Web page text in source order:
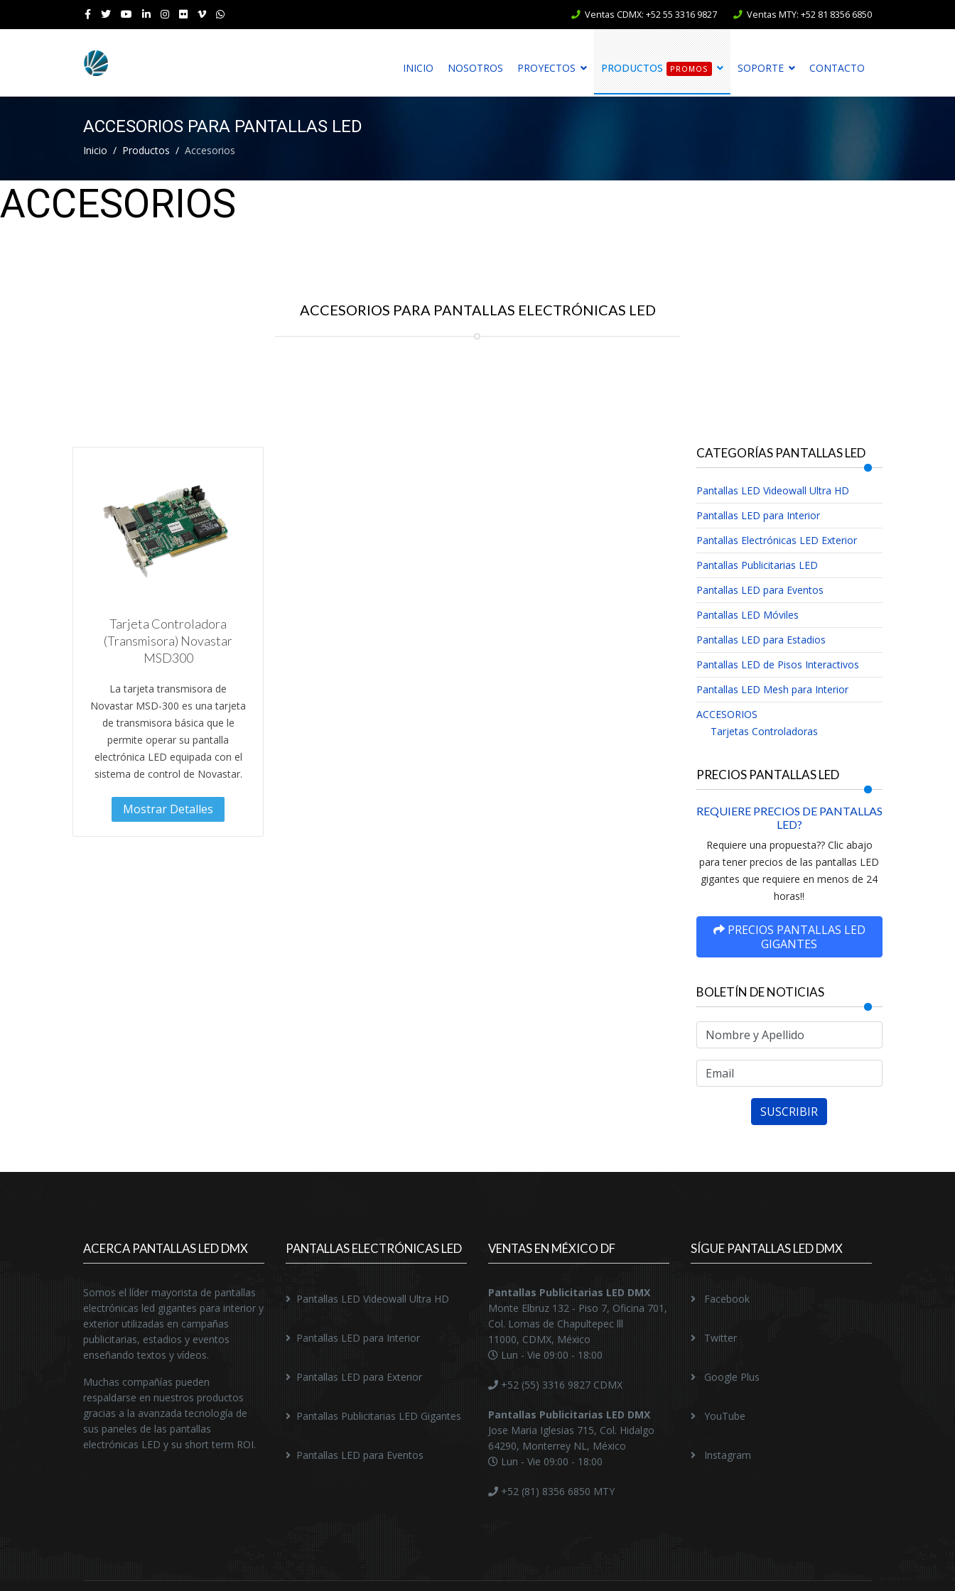
Ventas CDMX: +52 55 3316 9827 Ventas MTY: +52 81 8356 6850
INICIO NOSOTROS PROYECTOS PRODUCTOS PROMOS SOPORTE CONTACTO
ACCESORIOS PARA PANTALLAS LED
Inicio Productos Accesorios
ACCESORIOS
ACCESORIOS PARA PANTALLAS ELECTRÓNICAS LED
Tarjeta Controladora
(Transmisora) Novastar
MSD300
La tarjeta transmisora de
Novastar MSD-300 es una tarjeta
de transmisora básica que le
permite operar su pantalla
electrónica LED equipada con el
sistema de control de Novastar.
Mostrar Detalles
CATEGORÍAS PANTALLAS LED
Pantallas LED Videowall Ultra HD
Pantallas LED para Interior
Pantallas Electrónicas LED Exterior
Pantallas Publicitarias LED
Pantallas LED para Eventos
Pantallas LED Móviles
Pantallas LED para Estadios
Pantallas LED de Pisos Interactivos
Pantallas LED Mesh para Interior
ACCESORIOS
Tarjetas Controladoras
PRECIOS PANTALLAS LED
REQUIERE PRECIOS DE PANTALLAS
LED?
Requiere una propuesta?? Clic abajo
para tener precios de las pantallas LED
gigantes que requiere en menos de 24
horas!!
PRECIOS PANTALLAS LED
GIGANTES
BOLETÍN DE NOTICIAS
ACERCA PANTALLAS LED DMX
Somos el líder mayorista de pantallas
electrónicas led gigantes para interior y
exterior utilizadas en campañas
publicitarias, estadios y eventos
enseñando textos y vídeos.
Muchas compañías pueden
respaldarse en nuestros productos
gracias a la avanzada tecnología de
sus paneles de las pantallas
electrónicas LED y su short term ROI.
PANTALLAS ELECTRÓNICAS LED
Pantallas LED Videowall Ultra HD
Pantallas LED para Interior
Pantallas LED para Exterior
Pantallas Publicitarias LED Gigantes
Pantallas LED para Eventos
VENTAS EN MÉXICO DF
Pantallas Publicitarias LED DMX
Monte Elbruz 132 - Piso 7, Oficina 701,
Col. Lomas de Chapultepec lll
11000, CDMX, México
Lun - Vie 09:00 - 18:00
+52 (55) 3316 9827 CDMX
Pantallas Publicitarias LED DMX
Jose Maria Iglesias 715, Col. Hidalgo
64290, Monterrey NL, México
Lun - Vie 09:00 - 18:00
+52 (81) 8356 6850 MTY
SÍGUE PANTALLAS LED DMX
Facebook
Twitter
Google Plus
YouTube
Instagram